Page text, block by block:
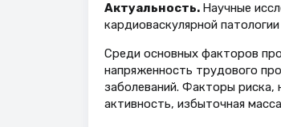
Актуальность. Научные
кардиоваскулярной
Среди основных факторов
напряженность трудового
заболеваний. Факторы риска,
активность, избыточная